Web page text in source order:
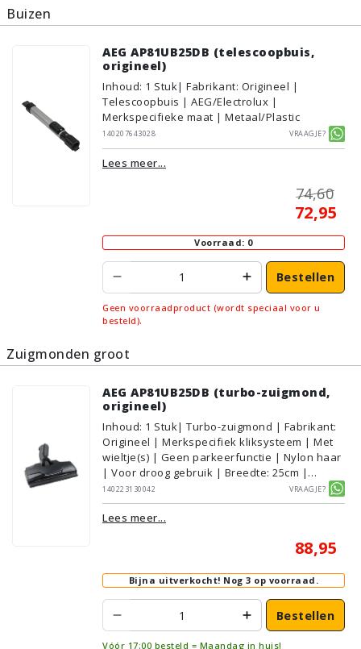
Buizen
AEG AP81UB25DB (telescoopbuis,
origineel)
Inhoud: 1 Stuk| Fabrikant: Origineel |
Telescoopbuis | AEG/Electrolux |
Merkspecifieke maat | Metaal/Plastic
140207643028
Vraagje?
Lees meer...
74,60
72,95
Voorraad: 0
Bestellen
Geen voorraadproduct (wordt speciaal voor u
besteld).
Zuigmonden groot
AEG AP81UB25DB (turbo-zuigmond,
origineel)
Inhoud: 1 Stuk| Turbo-zuigmond | Fabrikant:
Origineel | Merkspecifiek kliksysteem | Met
wieltje(s) | Geen parkeerfunctie | Nylon haar
| Voor droog gebruik | Breedte: 25cm |
Zonder verlichting | Met kliksysteem | Zwart
| AEG/Electrolux | Geschikt voor vloertype:
Plavuizen/Tegels, Parket/Laminaat,
140223130042 Vraagje?
Lees meer...
88,95
Bijna uitverkocht! Nog 3 op voorraad.
Bestellen
Vóór 17:00 besteld = Maandag in huis!